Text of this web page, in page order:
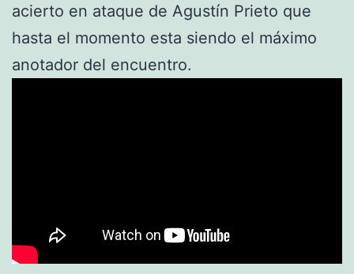
acierto en ataque de Agustín Prieto que
hasta el momento esta siendo el máximo
anotador del encuentro.